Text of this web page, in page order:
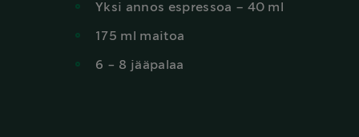
Yksi annos espressoa – 40 ml​
175 ml maitoa​
6 - 8 jääpalaa